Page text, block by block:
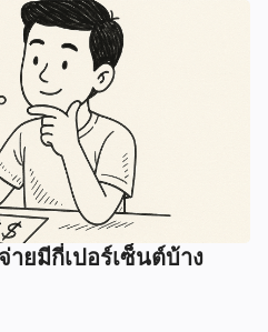
ยมีกี่เปอร์เซ็นต์บ้าง